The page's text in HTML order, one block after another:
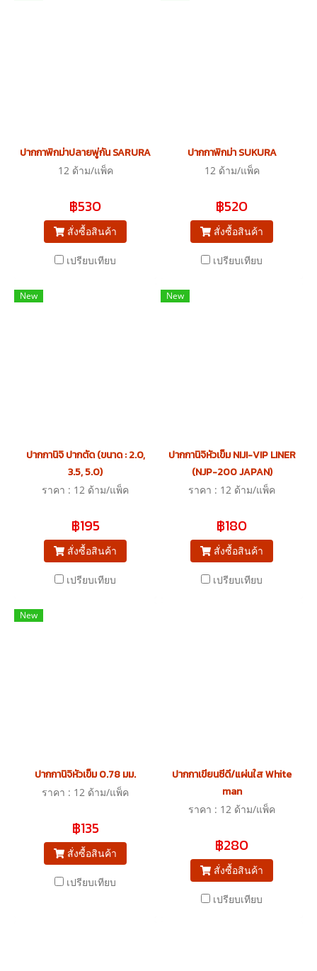
ปากกาพิกม่าปลายพู่กัน SARURA
12 ด้าม/แพ็ค
฿530
สั่งซื้อสินค้า
เปรียบเทียบ
ปากกาพิกม่า SUKURA
12 ด้าม/แพ็ค
฿520
สั่งซื้อสินค้า
เปรียบเทียบ
New
ปากกานิจิ ปากตัด (ขนาด : 2.0,
3.5, 5.0)
ราคา : 12 ด้าม/แพ็ค
฿195
สั่งซื้อสินค้า
เปรียบเทียบ
New
ปากกานิจิหัวเข็ม NIJI-VIP LINER
(NJP-200 JAPAN)
ราคา : 12 ด้าม/แพ็ค
฿180
สั่งซื้อสินค้า
เปรียบเทียบ
New
ปากกานิจิหัวเข็ม 0.78 มม.
ราคา : 12 ด้าม/แพ็ค
฿135
สั่งซื้อสินค้า
เปรียบเทียบ
ปากกาเขียนซีดี/แผ่นใส White
man
ราคา : 12 ด้าม/แพ็ค
฿280
สั่งซื้อสินค้า
เปรียบเทียบ